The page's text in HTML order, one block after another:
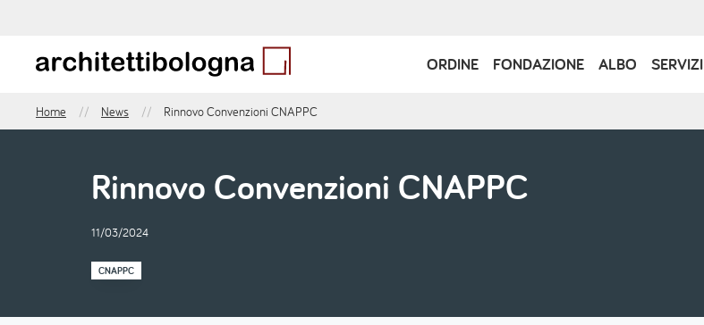
contenuto
principale
Navigazione
ORDINE FONDAZIONE ALBO SERVIZI
Briciole
Home News Rinnovo Convenzioni CNAPPC
Rinnovo Convenzioni CNAPPC
11/03/2024
CNAPPC